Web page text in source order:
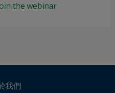
the webinar
我們